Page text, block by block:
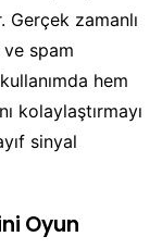
zamanlı
ve spam
hem
kolaylaştırmayı
sinyal
Oyun